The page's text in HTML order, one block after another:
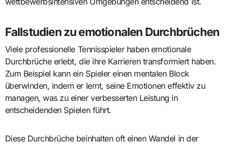
Fallstudien zu emotionalen Durchbrüchen
Viele professionelle Tennisspieler haben emotionale
Durchbrüche erlebt, die ihre Karrieren transformiert haben.
Zum Beispiel kann ein Spieler einen mentalen Block
überwinden, indem er lernt, seine Emotionen effektiv zu
managen, was zu einer verbesserten Leistung in
entscheidenden Spielen führt.
Diese Durchbrüche beinhalten oft einen Wandel in der